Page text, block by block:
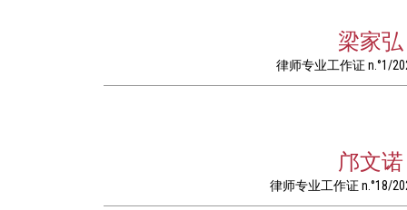
梁家
律师专业工作证 n.°1/
邝文
律师专业工作证 n.°18/